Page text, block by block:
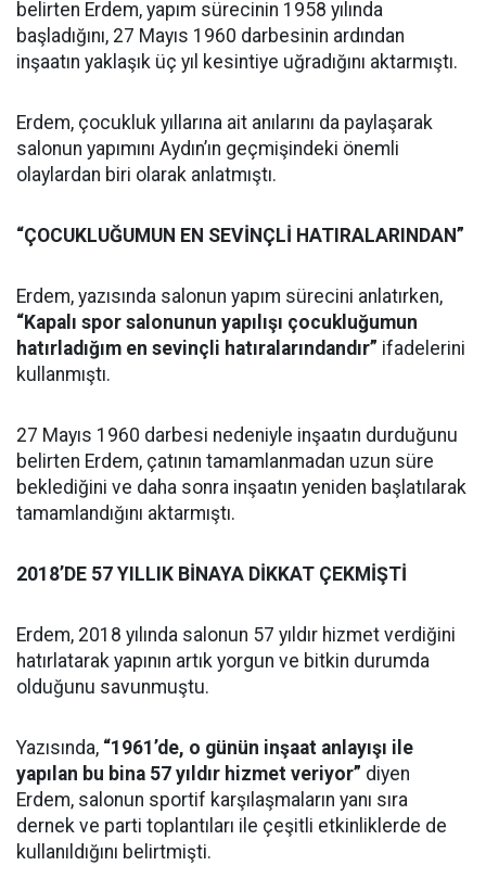
belirten Erdem, yapım sürecinin 1958 yılında
başladığını, 27 Mayıs 1960 darbesinin ardından
inşaatın yaklaşık üç yıl kesintiye uğradığını aktarmıştı.
Erdem, çocukluk yıllarına ait anılarını da paylaşarak
salonun yapımını Aydın’ın geçmişindeki önemli
olaylardan biri olarak anlatmıştı.
“ÇOCUKLUĞUMUN EN SEVİNÇLİ HATIRALARINDAN”
Erdem, yazısında salonun yapım sürecini anlatırken,
“Kapalı spor salonunun yapılışı çocukluğumun
hatırladığım en sevinçli hatıralarındandır” ifadelerini
kullanmıştı.
27 Mayıs 1960 darbesi nedeniyle inşaatın durduğunu
belirten Erdem, çatının tamamlanmadan uzun süre
beklediğini ve daha sonra inşaatın yeniden başlatılarak
tamamlandığını aktarmıştı.
2018’DE 57 YILLIK BİNAYA DİKKAT ÇEKMİŞTİ
Erdem, 2018 yılında salonun 57 yıldır hizmet verdiğini
hatırlatarak yapının artık yorgun ve bitkin durumda
olduğunu savunmuştu.
Yazısında, “1961’de, o günün inşaat anlayışı ile
yapılan bu bina 57 yıldır hizmet veriyor” diyen
Erdem, salonun sportif karşılaşmaların yanı sıra
dernek ve parti toplantıları ile çeşitli etkinliklerde de
kullanıldığını belirtmişti.